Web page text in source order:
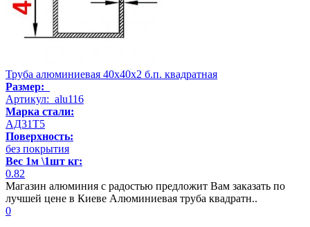
Труба алюминиевая 40х40х2 б.п. квадратная
Размер:
Артикул: alu116
Марка стали:
АД31Т5
Поверхность:
без покрытия
Вес 1м \1шт кг:
0.82
Магазин алюминия с радостью предложит Вам заказать по
лучшей цене в Киеве Алюминиевая труба квадратн..
0